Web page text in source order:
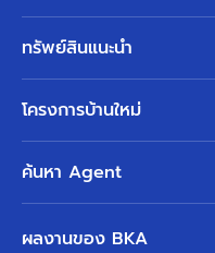
ทรัพย์สินแนะนำ
โครงการบ้านใหม่
ค้นหา Agent
ผลงานของ BKA